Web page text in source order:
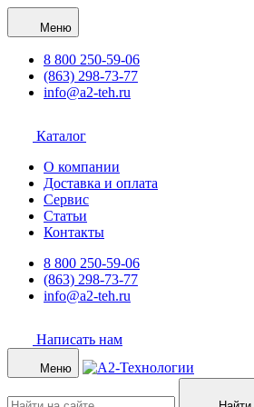
Меню
8 800 250-59-06
(863) 298-73-77
info@a2-teh.ru
Каталог
О компании
Доставка и оплата
Сервис
Статьи
Контакты
8 800 250-59-06
(863) 298-73-77
info@a2-teh.ru
Написать нам
Меню